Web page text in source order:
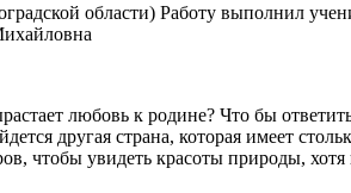
области) Работу выполнил
любовь к родине? Что бы
другая страна, которая имеет
чтобы увидеть красоты природы, хотя